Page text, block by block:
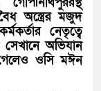
অস্ত্রের মজুদ
নেতৃত্বে
অভিযান
ওসি মঈন